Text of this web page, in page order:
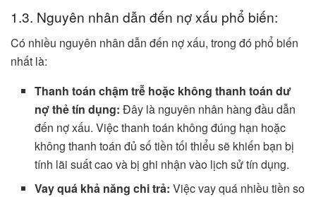
1.3. Nguyên nhân dẫn đến nợ xấu phổ biến:
Có nhiều nguyên nhân dẫn đến nợ xấu, trong đó phổ biến
nhất là:
Thanh toán chậm trễ hoặc không thanh toán dư
nợ thẻ tín dụng: Đây là nguyên nhân hàng đầu dẫn
đến nợ xấu. Việc thanh toán không đúng hạn hoặc
không thanh toán đủ số tiền tối thiểu sẽ khiến bạn bị
tính lãi suất cao và bị ghi nhận vào lịch sử tín dụng.
Vay quá khả năng chi trả: Việc vay quá nhiều tiền so